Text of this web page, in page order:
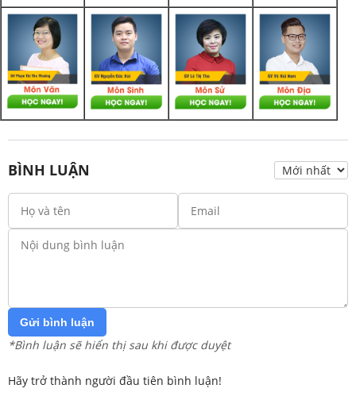
BÌNH LUẬN
Gửi bình luận
*Bình luận sẽ hiển thị sau khi được duyệt
Hãy trở thành người đầu tiên bình luận!